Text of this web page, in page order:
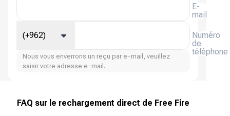
E-
mail
Numéro
de
téléphone
(+962)
Nous vous enverrons un reçu par e-mail, veuillez
saisir votre adresse e-mail.
FAQ sur le rechargement direct de Free Fire